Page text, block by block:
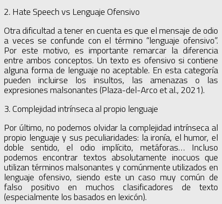
2. Hate Speech vs Lenguaje Ofensivo
Otra dificultad a tener en cuenta es que el mensaje de odio
a veces se confunde con el término “lenguaje ofensivo”.
Por este motivo, es importante remarcar la diferencia
entre ambos conceptos. Un texto es ofensivo si contiene
alguna forma de lenguaje no aceptable. En esta categoría
pueden incluirse los insultos, las amenazas o las
expresiones malsonantes (Plaza-del-Arco et al., 2021).
3. Complejidad intrínseca al propio lenguaje
Por último, no podemos olvidar la complejidad intrínseca al
propio lenguaje y sus peculiaridades: la ironía, el humor, el
doble sentido, el odio implícito, metáforas… Incluso
podemos encontrar textos absolutamente inocuos que
utilizan términos malsonantes y comúnmente utilizados en
lenguaje ofensivo, siendo este un caso muy común de
falso positivo en muchos clasificadores de texto
(especialmente los basados en lexicón).